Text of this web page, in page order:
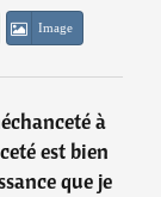
Image
à
est bien
que je